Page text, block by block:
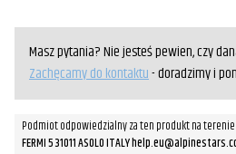
Masz pytania? Nie jesteś pewien, czy
Zachęcamy do kontaktu- doradzimy i
Podmiot odpowiedzialny za ten produkt na terenie
FERMI 5 31011 ASOLO ITALY